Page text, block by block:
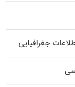
جغرافیایی